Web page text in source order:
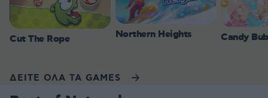
Cut The Rope Northern Heights Candy
ΔΕΙΤΕ ΟΛΑ ΤΑ GAMES